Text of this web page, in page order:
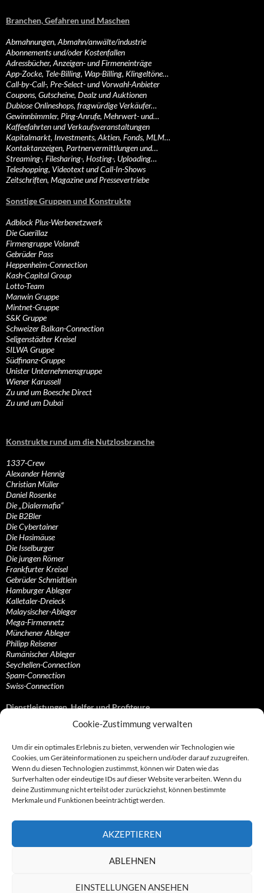
Cookie-Zustimmung verwalten
Um dir ein optimales Erlebnis zu bieten, verwenden wir Technologien wie
Cookies, um Geräteinformationen zu speichern und/oder darauf zuzugreifen.
Wenn du diesen Technologien zustimmst, können wir Daten wie das
Surfverhalten oder eindeutige IDs auf dieser Website verarbeiten. Wenn du
deine Zustimmung nicht erteilst oder zurückziehst, können bestimmte
Merkmale und Funktionen beeinträchtigt werden.
AKZEPTIEREN
ABLEHNEN
EINSTELLUNGEN ANSEHEN
Branchen, Gefahren und Maschen
Abmahnungen, Abmahn/anwälte/industrie
Abonnements und/oder Kostenfallen
Adressbücher, Anzeigen- und Firmeneinträge
App-Zocke, Tele-Billing, Wap-Billing, Klingeltöne…
Call-by-Call-, Pre-Select- und Vorwahl-Anbieter
Coupons, Gutscheine, Dealz und Auktionen
Dubiose Onlineshops, fragwürdige Verkäufer…
Gewinnbimmler, Ping-Anrufe, Mehrwert- und…
Kaffeefahrten und Verkaufsveranstaltungen
Kapitalmarkt, Investments, Aktien, Fonds, MLM…
Kontaktanzeigen, Partnervermittlungen und…
Streaming-, Filesharing-, Hosting-, Uploading…
Teleshopping, Videotext und Call-In-Shows
Zeitschriften, Magazine und Pressevertriebe
Sonstige Gruppen und Konstrukte
Adblock Plus-Werbenetzwerk
Die Guerillaz
Firmengruppe Volandt
Gebrüder Pass
Heppenheim-Connection
Kash-Capital Group
Lotto-Team
Manwin Gruppe
Mintnet-Gruppe
S&K Gruppe
Schweizer Balkan-Connection
Seligenstädter Kreisel
SILWA Gruppe
Südfinanz-Gruppe
Unister Unternehmensgruppe
Wiener Karussell
Zu und um Boesche Direct
Zu und um Dubai
Konstrukte rund um die Nutzlosbranche
1337-Crew
Alexander Hennig
Christian Müller
Daniel Rosenke
Die „Dialermafia“
Die B2Bler
Die Cybertainer
Die Hasimäuse
Die Isselburger
Die jungen Römer
Frankfurter Kreisel
Gebrüder Schmidtlein
Hamburger Ableger
Kalletaler-Dreieck
Malaysischer-Ableger
Mega-Firmennetz
Münchener Ableger
Philipp Reisener
Rumänischer Ableger
Seychellen-Connection
Spam-Connection
Swiss-Connection
Dienstleistungen, Helfer und Profiteure
Anonymisierungsdienste, VPN- und Web-Proxy…
Bezahlsysteme, Finanzdienstleister und…
Bürodienstleister, Firmengründer- und/oder…
Datenhändler, Adressbroker und zielgerichtetes…
Hosting, Routing, Provider, Domain-, Web- und…
Inkasso, Forderungsmanagement und eintreibende…
Spieleanbieter, Online- und Browsergames
Partnerprogramme, Vertriebskanäle- und…
Telekommunikationsdienstleister, Internet…
Vereine, Verbände, Vereinigungen und Lobbyisten
Web-Rotlichtbezirk, Erotik- und XXX-Anbieter
Sonstige Dienstleister, Profiteure und Kooperationen